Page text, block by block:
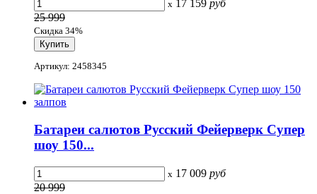
x 17 159 руб
25 999
Скидка 34%
Артикул: 2458345
Батареи салютов Русский Фейерверк Супер
шоу 150...
x 17 009 руб
20 999